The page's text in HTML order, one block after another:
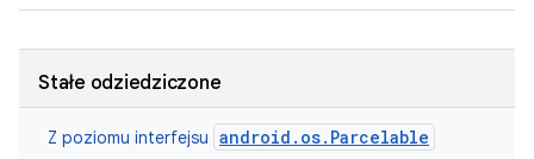
Stałe odziedziczone
Z poziomu interfejsu android.os.Parcelable